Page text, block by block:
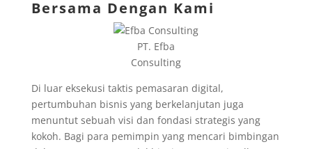
Bersama Dengan Kami
PT. Efba
Consulting
Di luar eksekusi taktis pemasaran digital,
pertumbuhan bisnis yang berkelanjutan juga
menuntut sebuah visi dan fondasi strategis yang
kokoh. Bagi para pemimpin yang mencari bimbingan